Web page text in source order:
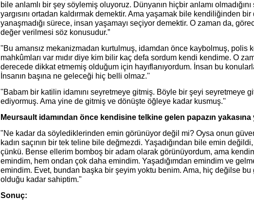
bile anlamlı bir şey söylemiş oluyoruz. Dünyanın hiçbir anlamı
yargısını ortadan kaldırmak demektir. Ama yaşamak bile kendiliğinden bir
yanaşmadığı sürece, insan yaşamayı seçiyor demektir. O zaman da,
değer verilmesi söz konusudur.”
''Bu amansız mekanizmadan kurtulmuş, idamdan önce kaybolmuş, polis
mahkûmları var mıdır diye kim bilir kaç defa sordum kendi kendime. O
derecede dikkat etmemiş olduğum için hayıflanıyordum. İnsan bu
İnsanın başına ne geleceği hiç belli olmaz.''
''Babam bir katilin idamını seyretmeye gitmiş. Böyle bir şeyi seyretmeye
ediyormuş. Ama yine de gitmiş ve dönüşte öğleye kadar kusmuş.''
Meursault idamından önce kendisine telkine gelen papazın yakasına
"Ne kadar da söylediklerinden emin görünüyor değil mi? Oysa onun
kadın saçının bir tek teline bile değmezdi. Yaşadığından bile emin
çünkü. Bense ellerim bomboş bir adam olarak görünüyordum, ama
emindim, hem ondan çok daha emindim. Yaşadığımdan emindim ve
emindim. Evet, bundan başka bir şeyim yoktu benim. Ama, hiç değilse
olduğu kadar sahiptim."
Sonuç: